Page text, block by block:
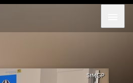
StMGP